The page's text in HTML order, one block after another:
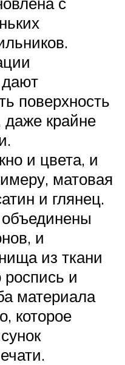
поверхность
крайне
и цвета, и
матовая
и глянец.
и
из ткани
роспись и
материала
которое